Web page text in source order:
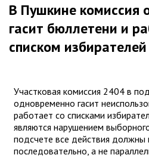
В Пушкине комиссия
гасит бюллетени и
списком избирателей
Участковая комиссия 2404 в
одновременно гасит
работает со списками
являются нарушением
подсчете все действия должны
последовательно, а не